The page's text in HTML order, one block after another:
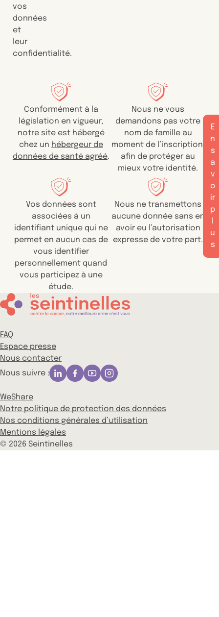
vos
données
et
leur
confidentialité.
Conformément à la
législation en vigueur,
notre site est hébergé
chez un hébergeur de
données de santé agréé.
Nous ne vous
demandons pas votre
nom de famille au
moment de l’inscription,
afin de protéger au
mieux votre identité.
Vos données sont
associées à un
identifiant unique qui ne
permet en aucun cas de
vous identifier
personnellement quand
vous participez à une
étude.
Nous ne transmettons
aucune donnée sans en
avoir eu l’autorisation
expresse de votre part.
E
n
s
a
v
o
ir
p
u
s
FAQ
Espace presse
Nous contacter
Nous suivre :
WeShare
Notre politique de protection des données
Nos conditions générales d’utilisation
Mentions légales
© 2026 Seintinelles